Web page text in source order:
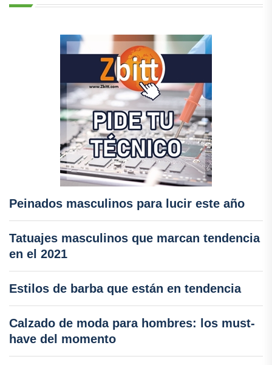
Peinados masculinos para lucir este año
Tatuajes masculinos que marcan tendencia
en el 2021
Estilos de barba que están en tendencia
Calzado de moda para hombres: los must-
have del momento